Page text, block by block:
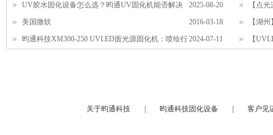
帮助柔性印刷快速固化
新的一年
2025-08-20
UV胶水固化设备怎么选？昀通UV固化机能否解决
摄像头组装、固定等难题？
【点
光强交替
2016-03-18
美国微软
【湖
换汞灯
2024-07-11
昀通科技XM300-250 UVLED面光源固化机：喷绘行
【
关于昀通科技 昀通科技固化设备 客户见